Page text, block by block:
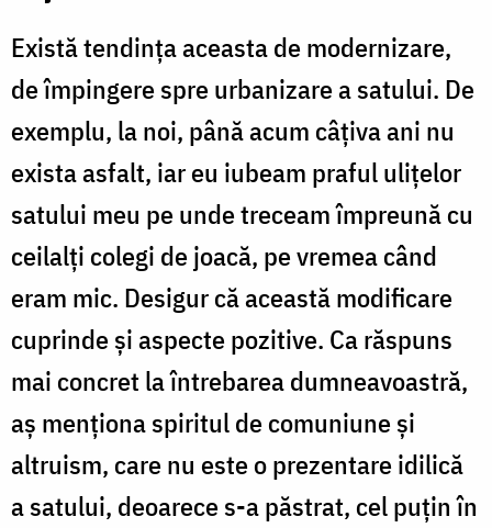
Există tendința aceasta de modernizare,
de împingere spre urbanizare a satului. De
exemplu, la noi, până acum câțiva ani nu
exista asfalt, iar eu iubeam praful ulițelor
satului meu pe unde treceam împreună cu
ceilalți colegi de joacă, pe vremea când
eram mic. Desigur că această modificare
cuprinde și aspecte pozitive. Ca răspuns
mai concret la întrebarea dumneavoastră,
aș menționa spiritul de comuniune și
altruism, care nu este o prezentare idilică
a satului, deoarece s-a păstrat, cel puțin în